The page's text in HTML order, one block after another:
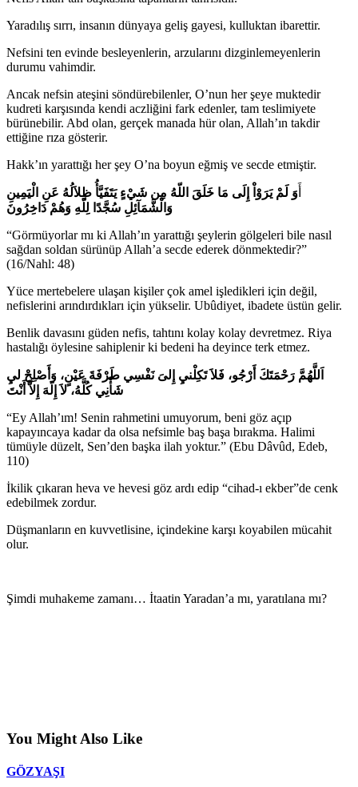
Yaradılış sırrı, insanın dünyaya geliş gayesi, kulluktan ibarettir.
Nefsini ten evinde besleyenlerin, arzularını dizginlemeyenlerin
durumu vahimdir.
Ancak nefsin ateşini söndürebilenler, O’nun her şeye muktedir
kudreti karşısında kendi aczliğini fark edenler, tam teslimiyete
bürünebilir. Abd olan, gerçek manada hür olan, Allah’ın takdir
ettiğine rıza gösterir.
Hakk’ın yarattığı her şey O’na boyun eğmiş ve secde etmiştir.
وَ لَمْ يَرَوْاْ إِلَى مَا خَلَقَ اللّهُ مِن شَيْءٍ يَتَفَيَّأُ ظِلاَلُهُ عَنِ الْيَمِينِ
“Görmüyorlar mı ki Allah’ın yarattığı şeylerin gölgeleri bile nasıl
sağdan soldan sürünüp Allah’a secde ederek dönmektedir?”
(16/Nahl: 48)
Yüce mertebelere ulaşan kişiler çok amel işledikleri için değil,
nefislerini arındırdıkları için yükselir. Ubûdiyet, ibadete üstün gelir.
Benlik davasını güden nefis, tahtını kolay kolay devretmez. Riya
hastalığı öylesine sahiplenir ki bedeni ha deyince terk etmez.
اَللَّهُمَّ رَحْمَتَكَ أَرْجُو، فَلاَ تَكِلْنيِ إِلىَ نَفْسِي طَرْفَةَ عَيْنٍ، وَأَصْلِحْ ليِ
شَأْنِي كُلَّهُ، لاَ إِلَهَ إِلاَّ أَنْتَ
“Ey Allah’ım! Senin rahmetini umuyorum, beni göz açıp
kapayıncaya kadar da olsa nefsimle baş başa bırakma. Halimi
tümüyle düzelt, Sen’den başka ilah yoktur.” (Ebu Dâvûd, Edeb,
110)
İkilik çıkaran heva ve hevesi göz ardı edip “cihad-ı ekber”de cenk
edebilmek zordur.
Düşmanların en kuvvetlisine, içindekine karşı koyabilen mücahit
olur.
Şimdi muhakeme zamanı… İtaatin Yaradan’a mı, yaratılana mı?
You Might Also Like
GÖZYAŞI